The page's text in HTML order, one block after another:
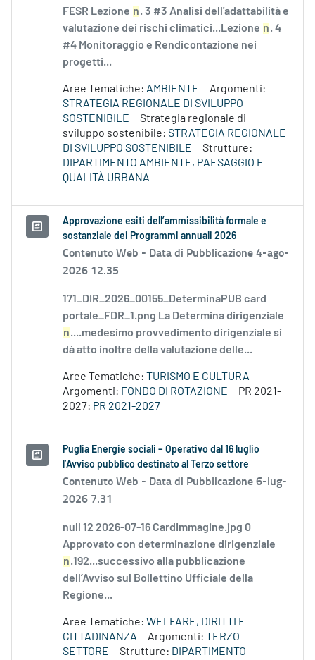
FESR Lezione n. 3 #3 Analisi dell'adattabilità e
valutazione dei rischi climatici...Lezione n. 4
#4 Monitoraggio e Rendicontazione nei
progetti...
Aree Tematiche: AMBIENTE
Argomenti:
STRATEGIA REGIONALE DI SVILUPPO
SOSTENIBILE
Strategia regionale di
sviluppo sostenibile: STRATEGIA REGIONALE
DI SVILUPPO SOSTENIBILE
Strutture:
DIPARTIMENTO AMBIENTE, PAESAGGIO E
QUALITÀ URBANA
Approvazione esiti dell’ammissibilità formale e
sostanziale dei Programmi annuali 2026
Contenuto Web - Data di Pubblicazione 4-ago-
2026 12.35
171_DIR_2026_00155_DeterminaPUB card
portale_FDR_1.png La Determina dirigenziale
n....medesimo provvedimento dirigenziale si
dà atto inoltre della valutazione delle...
Aree Tematiche: TURISMO E CULTURA
Argomenti: FONDO DI ROTAZIONE
PR 2021-
2027: PR 2021-2027
Puglia Energie sociali – Operativo dal 16 luglio
l’Avviso pubblico destinato al Terzo settore
Contenuto Web - Data di Pubblicazione 6-lug-
2026 7.31
null 12 2026-07-16 CardImmagine.jpg 0
Approvato con determinazione dirigenziale
n.192...successivo alla pubblicazione
dell’Avviso sul Bollettino Ufficiale della
Regione...
Aree Tematiche: WELFARE, DIRITTI E
CITTADINANZA
Argomenti: TERZO
SETTORE
Strutture: DIPARTIMENTO